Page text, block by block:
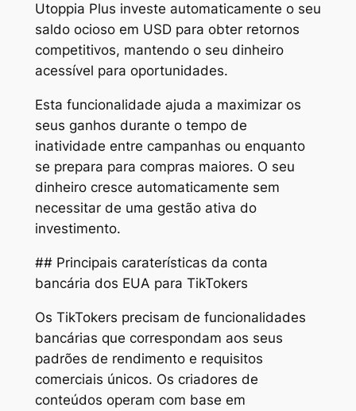
Utoppia Plus investe automaticamente o seu
saldo ocioso em USD para obter retornos
competitivos, mantendo o seu dinheiro
acessível para oportunidades.
Esta funcionalidade ajuda a maximizar os
seus ganhos durante o tempo de
inatividade entre campanhas ou enquanto
se prepara para compras maiores. O seu
dinheiro cresce automaticamente sem
necessitar de uma gestão ativa do
investimento.
## Principais caraterísticas da conta
bancária dos EUA para TikTokers
Os TikTokers precisam de funcionalidades
bancárias que correspondam aos seus
padrões de rendimento e requisitos
comerciais únicos. Os criadores de
conteúdos operam com base em